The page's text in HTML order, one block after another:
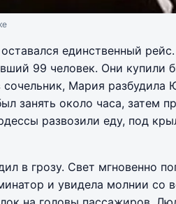
единственный
99 человек. Они купили
Мария разбудила
занять около часа, затем
развозили еду, под
в грозу. Свет мгновенно
и увидела молнии со